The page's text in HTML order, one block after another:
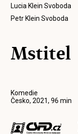
Lucia Klein Svoboda
Petr Klein Svoboda
Mstitel
Komedie
Česko, 2021, 96 min